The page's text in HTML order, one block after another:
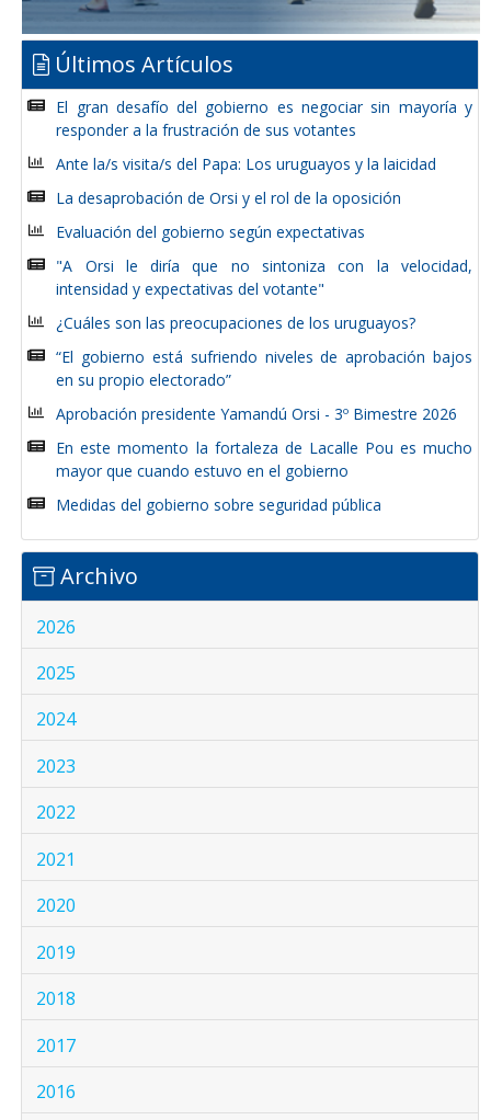
Últimos Artículos
El gran desafío del gobierno es negociar sin mayoría y
responder a la frustración de sus votantes
Ante la/s visita/s del Papa: Los uruguayos y la laicidad
La desaprobación de Orsi y el rol de la oposición
Evaluación del gobierno según expectativas
"A Orsi le diría que no sintoniza con la velocidad,
intensidad y expectativas del votante"
¿Cuáles son las preocupaciones de los uruguayos?
“El gobierno está sufriendo niveles de aprobación bajos
en su propio electorado”
Aprobación presidente Yamandú Orsi - 3º Bimestre 2026
En este momento la fortaleza de Lacalle Pou es mucho
mayor que cuando estuvo en el gobierno
Medidas del gobierno sobre seguridad pública
Archivo
2026
2025
2024
2023
2022
2021
2020
2019
2018
2017
2016